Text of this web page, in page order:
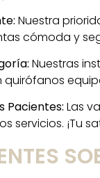
Nuestra
cómoda y
Nuestras
Pacientes:Las
servicios. ¡Tu